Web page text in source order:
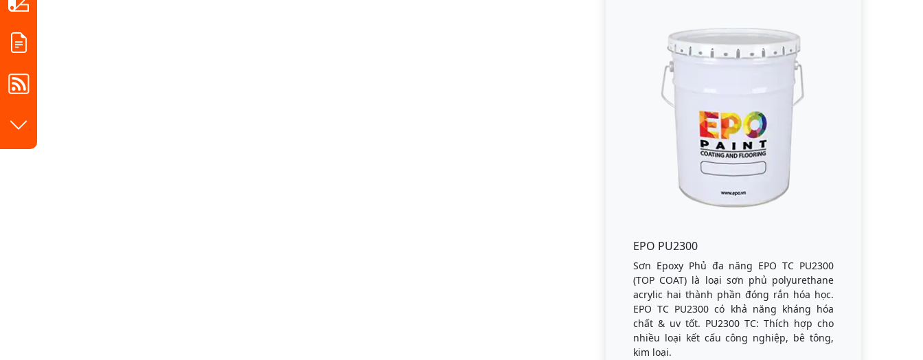
EPO PU2300
Sơn Epoxy Phủ đa năng EPO TC PU2300
(TOP COAT) là loại sơn phủ polyurethane
acrylic hai thành phần đóng rắn hóa học.
EPO TC PU2300 có khả năng kháng hóa
chất & uv tốt. PU2300 TC: Thích hợp cho
nhiều loại kết cấu công nghiệp, bê tông,
kim loại.